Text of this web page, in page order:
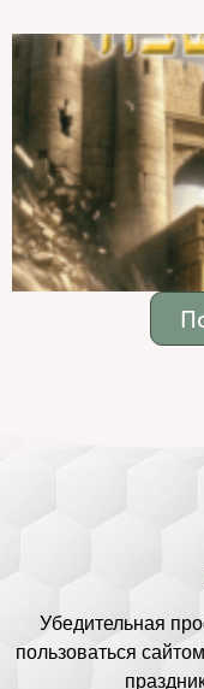
Убедительная
пользоваться